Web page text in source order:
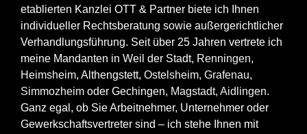
etablierten Kanzlei OTT & Partner biete ich Ihnen
individueller Rechtsberatung sowie außergerichtlicher
Verhandlungsführung. Seit über 25 Jahren vertrete ich
meine Mandanten in Weil der Stadt, Renningen,
Heimsheim, Althengstett, Ostelsheim, Grafenau,
Simmozheim oder Gechingen, Magstadt, Aidlingen.
Ganz egal, ob Sie Arbeitnehmer, Unternehmer oder
Gewerkschaftsvertreter sind – ich stehe Ihnen mit